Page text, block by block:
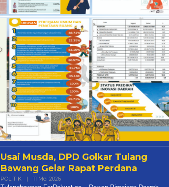
Usai Musda, DPD Golkar Tulang
Bawang Gelar Rapat Perdana
POLITIK | 11 Mei 2026Oleh
R
R
Tulangbawang,ForRakyat.co – Dewan Pimpinan Daerah
(DPD) Golkar Tulang Bawang menggelar rapat kerja perdana
konsolidasi dan silaturahmi pengurus periode 2026 -2031, di
Sekretariat DPD Golkar setempat. Senin (11/5). Rapat